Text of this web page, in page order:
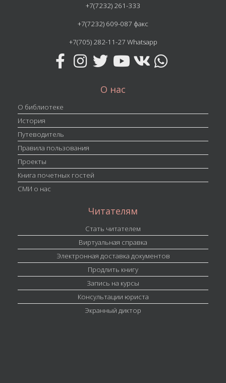
+7(7232) 261-333
+7(7232) 609-087 факс
+7(705) 282-11-27 Whatsapp
О нас
О библиотеке
История
Путеводитель
Правила пользования
Проекты
Книга почетных гостей
СМИ о нас
Читателям
Стать читателем
Виртуальная справка
Электронная доставка документов
Продлить книгу
Запись на курсы
Консультации юриста
Экранный диктор